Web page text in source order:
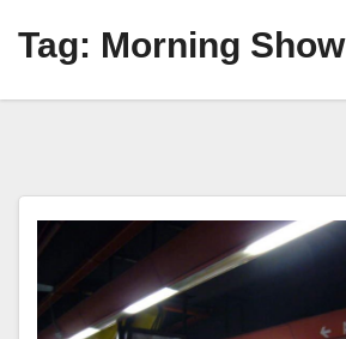
Tag: Morning Show